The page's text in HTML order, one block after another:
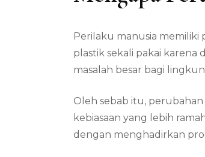
Perilaku manusia memiliki
plastik sekali pakai karena
masalah besar bagi
Oleh sebab itu,
kebiasaan yang lebih
dengan menghadirkan